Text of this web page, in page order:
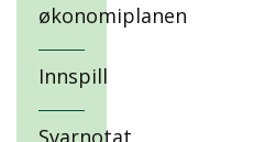
økonomiplanen
Innspill
Svarnotat